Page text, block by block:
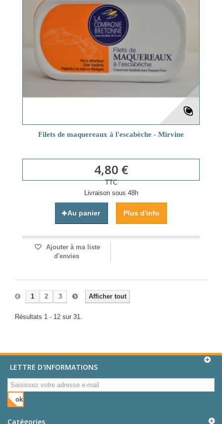
Filets de maquereaux à l'escabèche - Mirvine
4,80 €
TTC
Livraison sous 48h
Au panier Plus d'info
Ajouter à ma liste
d'envies
Afficher tout
1 2 3
Résultats 1 - 12 sur 31.
LETTRE D'INFORMATIONS
ok
Catégories